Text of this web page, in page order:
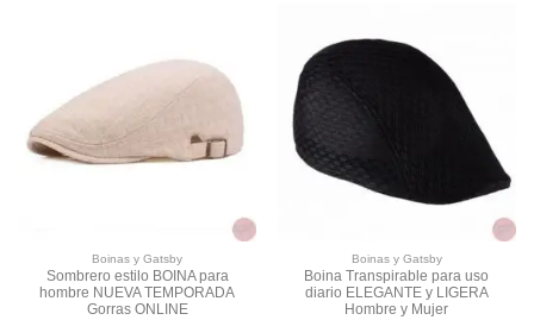
Boinas y Gatsby
Sombrero estilo BOINA para
hombre NUEVA TEMPORADA
Gorras ONLINE
Boinas y Gatsby
Boina Transpirable para uso
diario ELEGANTE y LIGERA
Hombre y Mujer